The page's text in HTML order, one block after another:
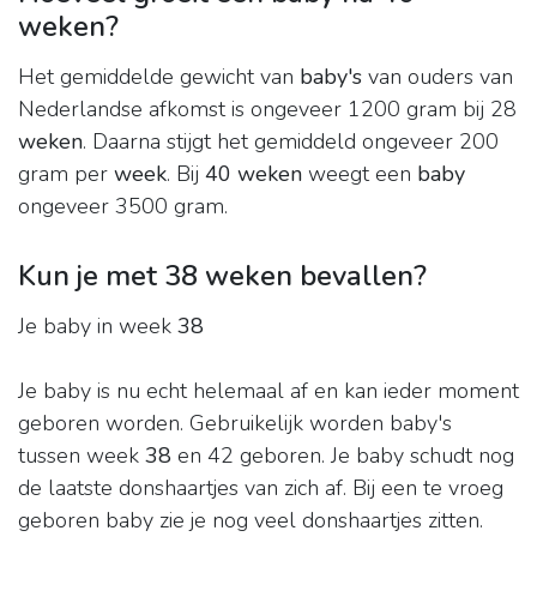
weken?
Het gemiddelde gewicht van baby's van ouders van
Nederlandse afkomst is ongeveer 1200 gram bij 28
weken. Daarna stijgt het gemiddeld ongeveer 200
gram per week. Bij 40 weken weegt een baby
ongeveer 3500 gram.
Kun je met 38 weken bevallen?
Je baby in week 38
Je baby is nu echt helemaal af en kan ieder moment
geboren worden. Gebruikelijk worden baby's
tussen week 38 en 42 geboren. Je baby schudt nog
de laatste donshaartjes van zich af. Bij een te vroeg
geboren baby zie je nog veel donshaartjes zitten.